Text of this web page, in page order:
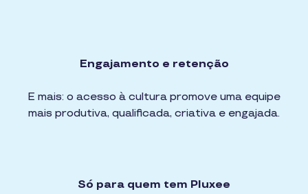
Engajamento e retenção
E mais: o acesso à cultura promove uma equipe
mais produtiva, qualificada, criativa e engajada.
Só para quem tem Pluxee